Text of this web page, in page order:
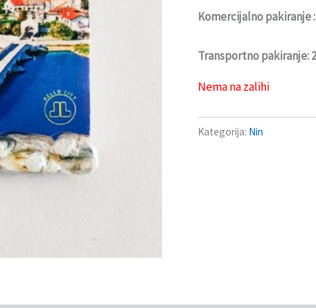
Komercijalno pakiranje
Transportno pakiranje:
Nema na zalihi
Kategorija: Nin